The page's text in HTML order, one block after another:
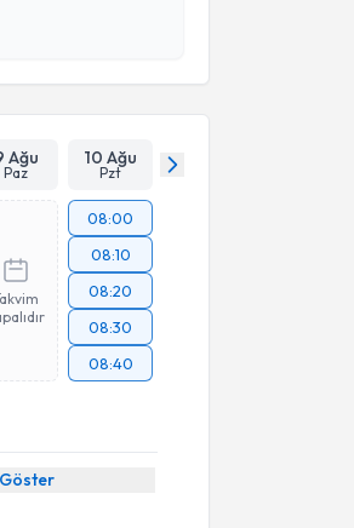
Gönder
Ağu
Paz
10 Ağu
Pzt
08:00
08:10
08:20
08:30
08:40